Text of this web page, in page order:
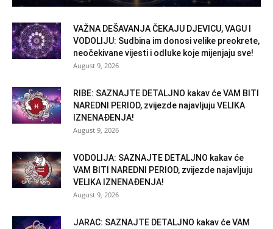
VAŽNA DEŠAVANJA ČEKAJU DJEVICU, VAGU I
VODOLIJU: Sudbina im donosi velike preokrete,
neočekivane vijesti i odluke koje mijenjaju sve!
August 9, 2026
RIBE: SAZNAJTE DETALJNO kakav će VAM BITI
NAREDNI PERIOD, zvijezde najavljuju VELIKA
IZNENAĐENJA!
August 9, 2026
VODOLIJA: SAZNAJTE DETALJNO kakav će
VAM BITI NAREDNI PERIOD, zvijezde najavljuju
VELIKA IZNENAĐENJA!
August 9, 2026
JARAC: SAZNAJTE DETALJNO kakav će VAM